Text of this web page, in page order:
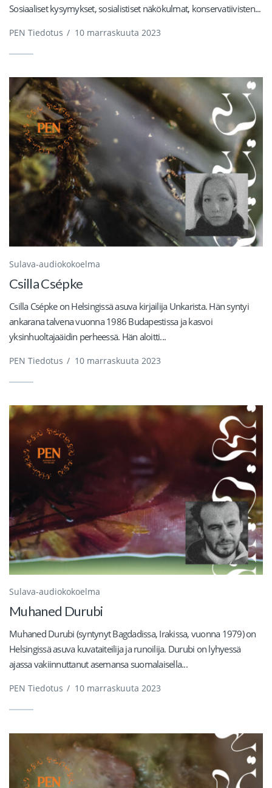
Sosiaaliset kysymykset, sosialistiset näkökulmat, konservatiivisten...
PEN Tiedotus / 10 marraskuuta 2023
Sulava-audiokokoelma
Csilla Csépke
Csilla Csépke on Helsingissä asuva kirjailija Unkarista. Hän syntyi
ankarana talvena vuonna 1986 Budapestissa ja kasvoi
yksinhuoltajaäidin perheessä. Hän aloitti...
PEN Tiedotus / 10 marraskuuta 2023
Sulava-audiokokoelma
Muhaned Durubi
Muhaned Durubi (syntynyt Bagdadissa, Irakissa, vuonna 1979) on
Helsingissä asuva kuvataiteilija ja runoilija. Durubi on lyhyessä
ajassa vakiinnuttanut asemansa suomalaisella...
PEN Tiedotus / 10 marraskuuta 2023